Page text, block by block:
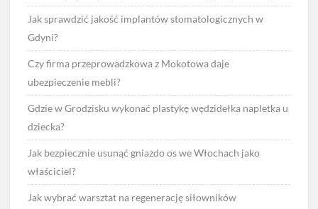
Jak sprawdzić jakość implantów stomatologicznych w
Gdyni?
Czy firma przeprowadzkowa z Mokotowa daje
ubezpieczenie mebli?
Gdzie w Grodzisku wykonać plastykę wędzidełka napletka u
dziecka?
Jak bezpiecznie usunąć gniazdo os we Włochach jako
właściciel?
Jak wybrać warsztat na regenerację siłowników